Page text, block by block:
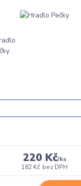
220 Kč/ks
182 Kč bez DPH